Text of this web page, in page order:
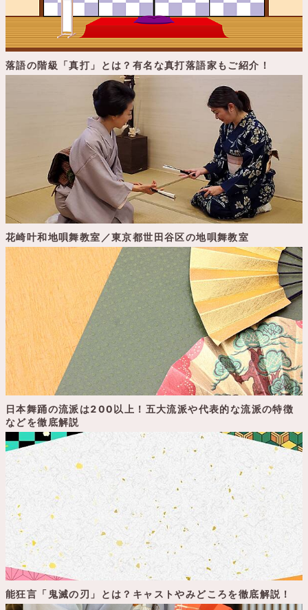
落語の階級「真打」とは？有名な真打落語家もご紹介！
花崎叶和地唄舞教室／東京都世田谷区の地唄舞教室
日本舞踊の流派は200以上！五大流派や代表的な流派の特徴
などを徹底解説
能狂言「鬼滅の刃」とは？キャストやみどころを徹底解説！